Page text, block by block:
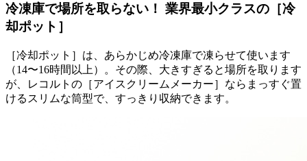
冷凍庫で場所を取らない！ 業界最小クラスの［冷
却ポット］
［冷却ポット］は、あらかじめ冷凍庫で凍らせて使います
（14〜16時間以上）。その際、大きすぎると場所を取ります
が、レコルトの［アイスクリームメーカー］ならまっすぐ置
けるスリムな筒型で、すっきり収納できます。